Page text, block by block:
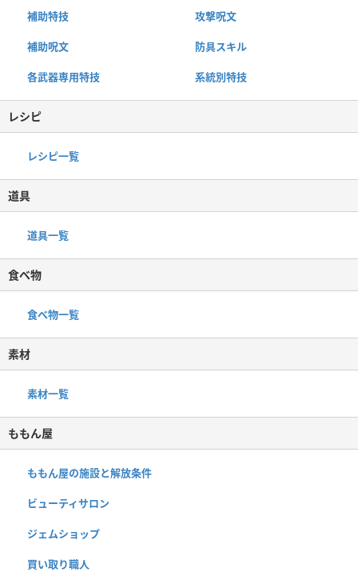
補助特技 攻撃呪文
補助呪文 防具スキル
各武器専用特技 系統別特技
レシピ
レシピ一覧
道具
道具一覧
食べ物
食べ物一覧
素材
素材一覧
ももん屋
ももん屋の施設と解放条件
ビューティサロン
ジェムショップ
買い取り職人